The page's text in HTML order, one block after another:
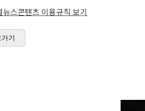
뉴스콘텐츠 이용규칙 보기
기